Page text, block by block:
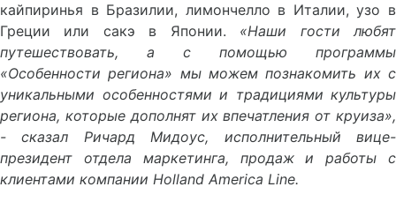
кайпиринья в Бразилии, лимончелло в Италии, узо в
Греции или сакэ в Японии. «Наши гости любят
путешествовать, а с помощью программы
«Особенности региона» мы можем познакомить их с
уникальными особенностями и традициями культуры
региона, которые дополнят их впечатления от круиза»,
- сказал Ричард Мидоус, исполнительный вице-
президент отдела маркетинга, продаж и работы с
клиентами компании Holland America Line.